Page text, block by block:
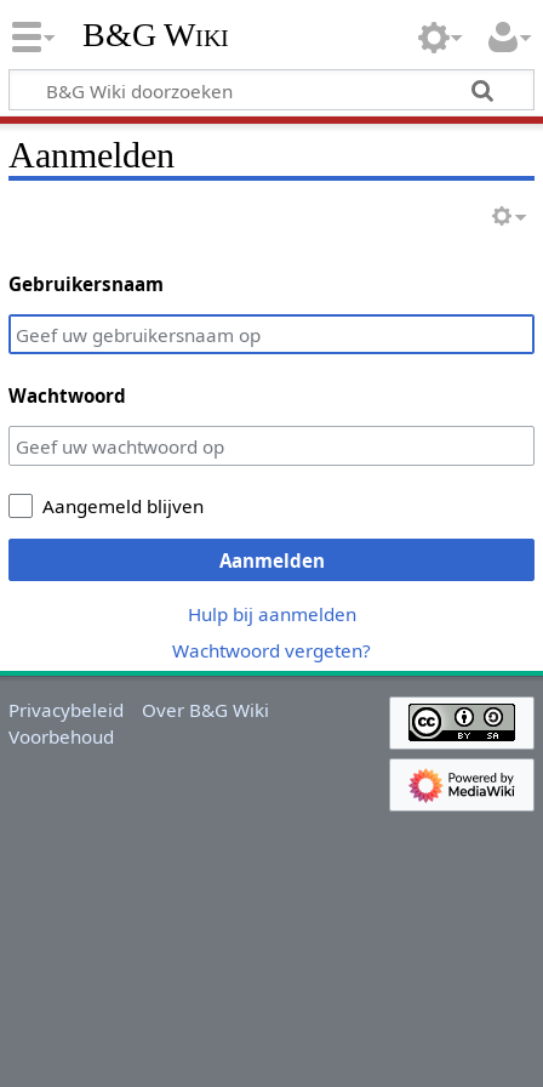
B&G Wiki
Aanmelden
Gebruikersnaam
Wachtwoord
Aangemeld blijven
Aanmelden
Hulp bij aanmelden
Wachtwoord vergeten?
Privacybeleid
Over B&G Wiki
Voorbehoud